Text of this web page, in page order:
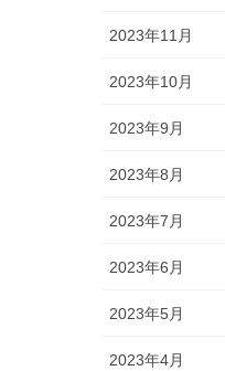
2023年11月
2023年10月
2023年9月
2023年8月
2023年7月
2023年6月
2023年5月
2023年4月